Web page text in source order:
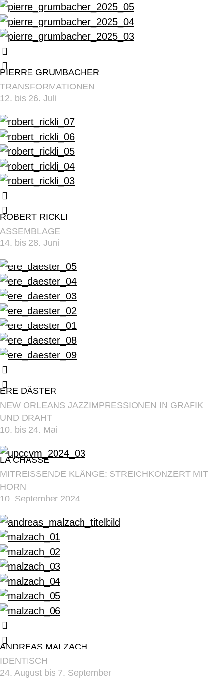
PIERRE GRUMBACHER
TRANSFORMATIONEN
12. bis 26. Juli
ROBERT RICKLI
ASSEMBLAGE
14. bis 28. Juni
ERE DÄSTER
NEW ORLEANS JAZZIMPRESSIONEN IN GRAFIK
UND DRAHT
10. bis 24. Mai
LA CHASSE
MITREISSENDE KLÄNGE: STREICHKONZERT MIT
HORN
10. September 2024
ANDREAS MALZACH
IDENTISCH
24. August bis 7. September